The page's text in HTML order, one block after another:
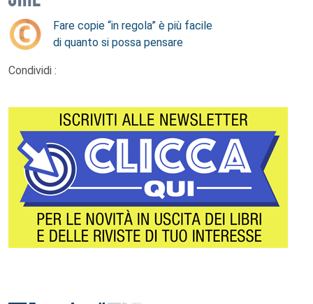
Fare copie “in regola” è più facile
di quanto si possa pensare
Condividi :